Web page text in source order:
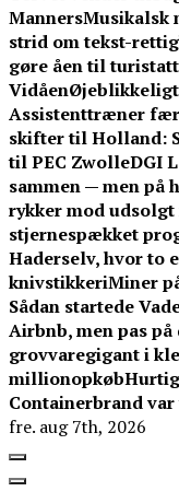
MannersMusikalsk
strid om tekst-
gøre åen til
VidåenØjeblikkeligt
Assistenttræner
skifter til Holland:
til PEC ZwolleDGI
sammen — men på
rykker mod
stjernespækket
Haderselv, hvor to
knivstikkeriMiner
Sådan startede
Airbnb, men pas
grovvaregigant i
millionopkøb
Containerbrand
fre. aug 7th, 2026